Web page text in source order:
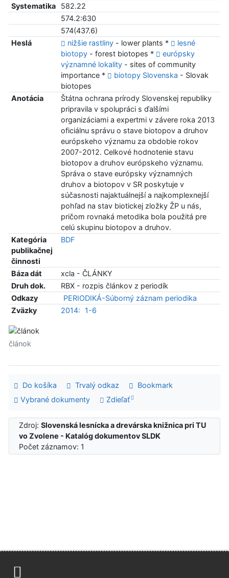
Systematika
582.22
574.2:630
574(437.6)
Heslá
nižšie rastliny- lower plants *
lesné
biotopy- forest biotopes *
európsky
významné lokality- sites of community
importance *
biotopy Slovenska - Slovak
biotopes
Anotácia
Štátna ochrana prírody Slovenskej republiky
pripravila v spolupráci s ďalšími
organizáciami a expertmi v závere roka 2013
oficiálnu správu o stave biotopov a druhov
európskeho významu za obdobie rokov
2007-2012. Celkové hodnotenie stavu
biotopov a druhov európskeho významu.
Správa o stave európsky významných
druhov a biotopov v SR poskytuje v
súčasnosti najaktuálnejší a najkomplexnejší
pohľad na stav biotickej zložky ŽP u nás,
pričom rovnaká metodika bola použitá pre
celú skupinu biotopov a druhov.
Kategória
publikačnej
činnosti
BDF
Báza dát
xcla - ČLÁNKY
Druh dok.
RBX - rozpis článkov z periodík
Odkazy
PERIODIKÁ-Súborný záznam periodika
Zväzky
2014: 1-6
článok
Do košíka Trvalý odkaz
Bookmark
Vybrané dokumenty
Zdieľať
Zdroj:Slovenská lesnícka a drevárska knižnica pri TU
vo Zvolene - Katalóg dokumentov SLDK
Počet záznamov: 1